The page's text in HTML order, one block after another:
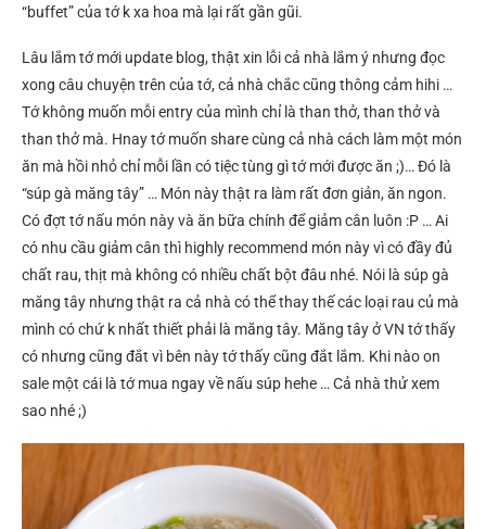
“buffet” của tớ k xa hoa mà lại rất gần gũi.
Lâu lắm tớ mới update blog, thật xin lỗi cả nhà lắm ý nhưng đọc
xong câu chuyện trên của tớ, cả nhà chắc cũng thông cảm hihi …
Tớ không muốn mỗi entry của mình chỉ là than thở, than thở và
than thở mà. Hnay tớ muốn share cùng cả nhà cách làm một món
ăn mà hồi nhỏ chỉ mỗi lần có tiệc tùng gì tớ mới được ăn ;)… Đó là
“súp gà măng tây” … Món này thật ra làm rất đơn giản, ăn ngon.
Có đợt tớ nấu món này và ăn bữa chính để giảm cân luôn :P … Ai
có nhu cầu giảm cân thì highly recommend món này vì có đầy đủ
chất rau, thịt mà không có nhiều chất bột đâu nhé. Nói là súp gà
măng tây nhưng thật ra cả nhà có thể thay thế các loại rau củ mà
mình có chứ k nhất thiết phải là măng tây. Măng tây ở VN tớ thấy
có nhưng cũng đắt vì bên này tớ thấy cũng đắt lắm. Khi nào on
sale một cái là tớ mua ngay về nấu súp hehe … Cả nhà thử xem
sao nhé ;)